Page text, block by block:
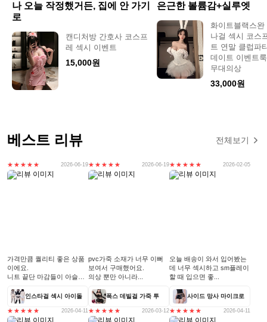
나 오늘 작정했거든, 집에 안 가기
로
캔디처방 간호사 코스프
레 섹시 이벤트
15,000원
은근한 볼륨감+실루엣
화이트블랙스완
나걸 섹시 코스
트 연말 클럽파
데이트 이벤트
무대의상
33,000원
베스트 리뷰 전체보기
2026-06-19
가격만큼 퀄리티 좋은 상품
이에요.
니트 끝단 마감들이 아슬아
인스타걸 섹시 아이돌
2026-06-19
pvc가죽 소재가 너무 이뻐
보여서 구매했어요.
의상 뿐만 아니라...
폭스 데빌걸 가죽 투
2026-02-05
오늘 배송이 와서 입어봤는
데 너무 섹시하고 sm플레이
할 때 입으면 좋...
사이드 망사 마이크로
2026-04-11 2026-03-12 2026-04-11